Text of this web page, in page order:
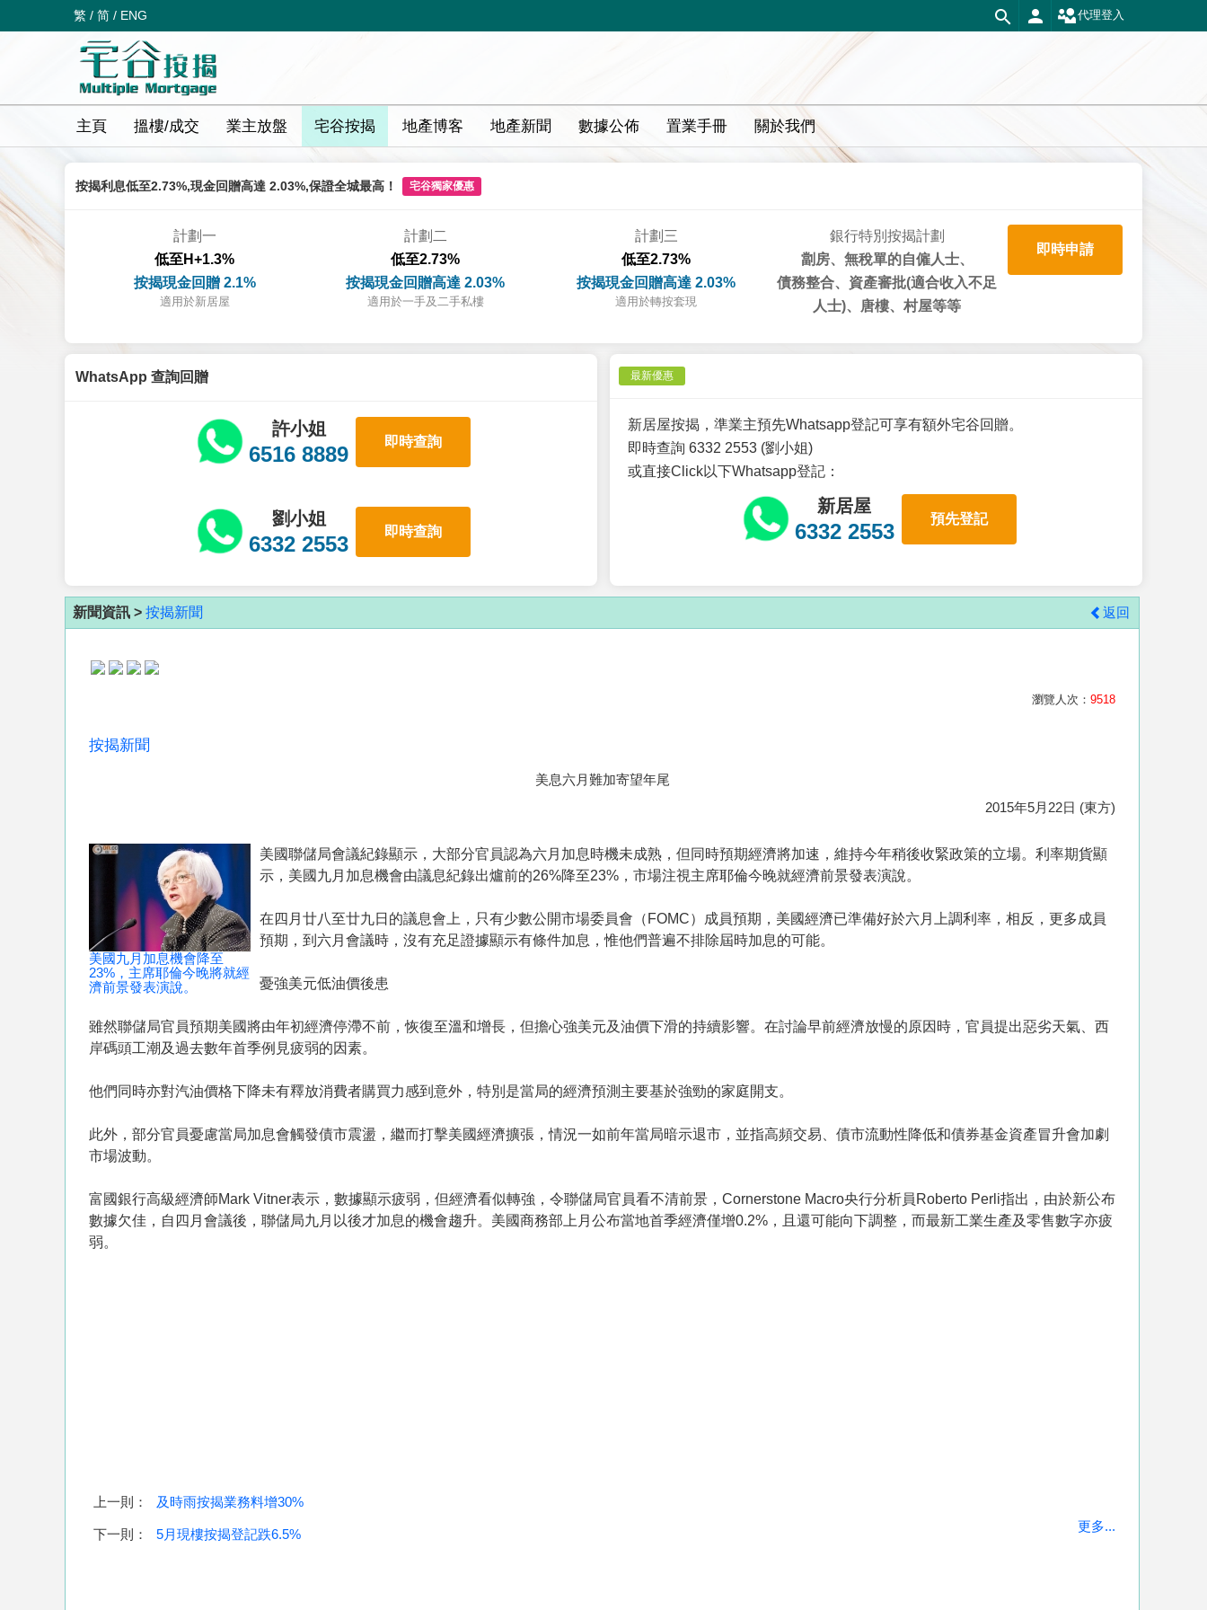
繁 / 简 / ENG 代理登入
主頁 搵樓/成交 業主放盤 宅谷按揭 地產博客 地產新聞 數據公佈 置業手冊 關於我們
按揭利息低至2.73%,現金回贈高達 2.03%,保證全城最高！ 宅谷獨家優惠
計劃一
低至H+1.3%
按揭現金回贈 2.1%
適用於新居屋
計劃二
低至2.73%
按揭現金回贈高達 2.03%
適用於一手及二手私樓
計劃三
低至2.73%
按揭現金回贈高達 2.03%
適用於轉按套現
銀行特別按揭計劃
劏房、無稅單的自僱人士、
債務整合、資產審批(適合收入不足
人士)、唐樓、村屋等等
即時申請
WhatsApp 查詢回贈
許小姐
6516 8889
即時查詢
劉小姐
6332 2553
即時查詢
最新優惠
新居屋按揭，準業主預先Whatsapp登記可享有額外宅谷回贈。
即時查詢 6332 2553 (劉小姐)
或直接Click以下Whatsapp登記：
新居屋
6332 2553
預先登記
新聞資訊 > 按揭新聞 返回
瀏覽人次： 9518
按揭新聞
美息六月難加寄望年尾
2015年5月22日 (東方)
美國九月加息機會降至
23%，主席耶倫今晚將就經
濟前景發表演說。
美國聯儲局會議紀錄顯示，大部分官員認為六月加息時機未成熟，但同時預期經濟將加速，維持今年稍後收緊政策的立場。利率期貨顯
示，美國九月加息機會由議息紀錄出爐前的26%降至23%，市場注視主席耶倫今晚就經濟前景發表演說。
在四月廿八至廿九日的議息會上，只有少數公開市場委員會（FOMC）成員預期，美國經濟已準備好於六月上調利率，相反，更多成員
預期，到六月會議時，沒有充足證據顯示有條件加息，惟他們普遍不排除屆時加息的可能。
憂強美元低油價後患
雖然聯儲局官員預期美國將由年初經濟停滯不前，恢復至溫和增長，但擔心強美元及油價下滑的持續影響。在討論早前經濟放慢的原因時，官員提出惡劣天氣、西
岸碼頭工潮及過去數年首季例見疲弱的因素。
他們同時亦對汽油價格下降未有釋放消費者購買力感到意外，特別是當局的經濟預測主要基於強勁的家庭開支。
此外，部分官員憂慮當局加息會觸發債市震盪，繼而打擊美國經濟擴張，情況一如前年當局暗示退市，並指高頻交易、債市流動性降低和債券基金資產冒升會加劇
市場波動。
富國銀行高級經濟師Mark Vitner表示，數據顯示疲弱，但經濟看似轉強，令聯儲局官員看不清前景，Cornerstone Macro央行分析員Roberto Perli指出，由於新公布
數據欠佳，自四月會議後，聯儲局九月以後才加息的機會趨升。美國商務部上月公布當地首季經濟僅增0.2%，且還可能向下調整，而最新工業生產及零售數字亦疲
弱。
上一則： 及時雨按揭業務料增30%
下一則： 5月現樓按揭登記跌6.5%
更多...